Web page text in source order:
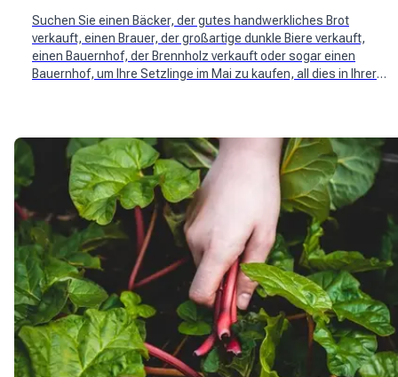
Suchen Sie einen Bäcker, der gutes handwerkliches Brot
verkauft, einen Brauer, der großartige dunkle Biere verkauft,
einen Bauernhof, der Brennholz verkauft oder sogar einen
Bauernhof, um Ihre Setzlinge im Mai zu kaufen, all dies in Ihrer